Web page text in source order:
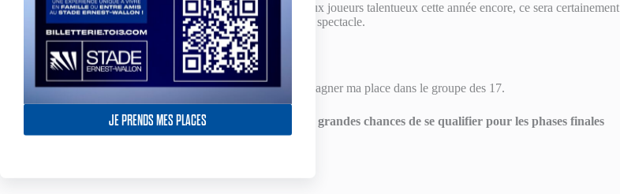
JE PRENDS MES PLACES
Je ne sais pas, les Dragons Catalans comptent de nombreux joueurs talentueux cette année encore, ce sera certainement
un match difficile mais qui promet de belles performances et du spectacle.
Quels sont tes objectifs personnels pour cette saison ?
Jouer plus de matchs que la saison dernière et essayer de gagner ma place dans le groupe des 17.
Penses-tu que cette année le Toulouse Olympique a de grandes chances de se qualifier pour les phases finales
du Championship ?